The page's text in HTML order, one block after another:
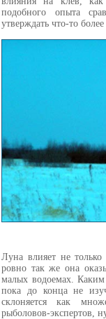
подобного опыта
утверждать что-то
Луна влияет не
ровно так же она
малых водоемах.
пока до конца не
склоняется как
рыболовов-экспертов,